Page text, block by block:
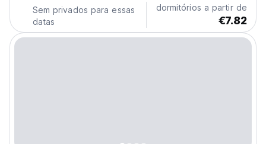
Sem privados para essas
datas
dormitórios a partir de
€7.82